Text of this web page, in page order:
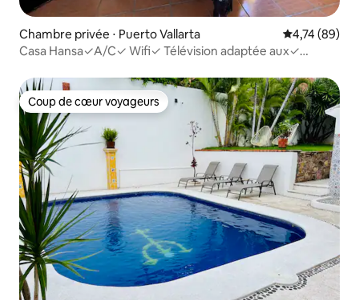
Chambre privée ⋅ Puerto Vallarta Évaluation
4,74 (89)
Casa Hansa✓A/C✓ Wifi✓ Télévision adaptée aux✓
Coup de cœur voyageurs
Coup de cœur voyageurs